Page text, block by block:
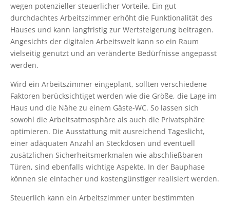
wegen potenzieller steuerlicher Vorteile. Ein gut
durchdachtes Arbeitszimmer erhöht die Funktionalität des
Hauses und kann langfristig zur Wertsteigerung beitragen.
Angesichts der digitalen Arbeitswelt kann so ein Raum
vielseitig genutzt und an veränderte Bedürfnisse angepasst
werden.
Wird ein Arbeitszimmer eingeplant, sollten verschiedene
Faktoren berücksichtiget werden wie die Größe, die Lage im
Haus und die Nähe zu einem Gäste-WC. So lassen sich
sowohl die Arbeitsatmosphäre als auch die Privatsphäre
optimieren. Die Ausstattung mit ausreichend Tageslicht,
einer adäquaten Anzahl an Steckdosen und eventuell
zusätzlichen Sicherheitsmerkmalen wie abschließbaren
Türen, sind ebenfalls wichtige Aspekte. In der Bauphase
können sie einfacher und kostengünstiger realisiert werden.
Steuerlich kann ein Arbeitszimmer unter bestimmten